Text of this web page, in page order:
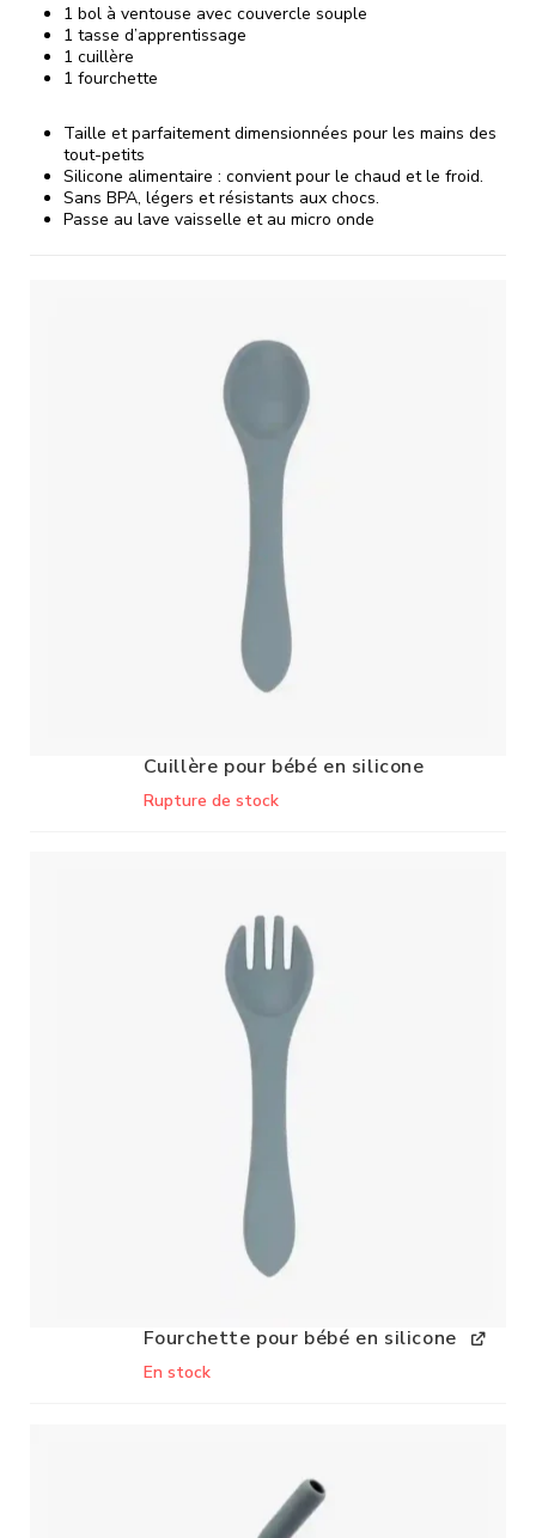
1 bol à ventouse avec couvercle souple
1 tasse d’apprentissage
1 cuillère
1 fourchette
Taille et parfaitement dimensionnées pour les mains des
tout-petits
Silicone alimentaire : convient pour le chaud et le froid.
Sans BPA, légers et résistants aux chocs.
Passe au lave vaisselle et au micro onde
Cuillère pour bébé en silicone
Rupture de stock
Fourchette pour bébé en silicone
En stock